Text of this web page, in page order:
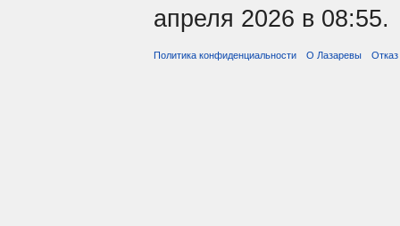
апреля 2026 в 08:55.
Политика конфиденциальности О Лазаревы Отказ